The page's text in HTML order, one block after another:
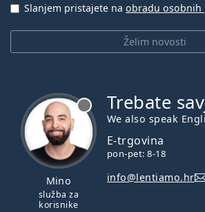
Želim novosti
Slanjem pristajete na obradu osobnih
Mino
služba za
korisnike
Trebate
We also speak
E-trgovina
pon-pet: 8-18
info@lentiamo.hr